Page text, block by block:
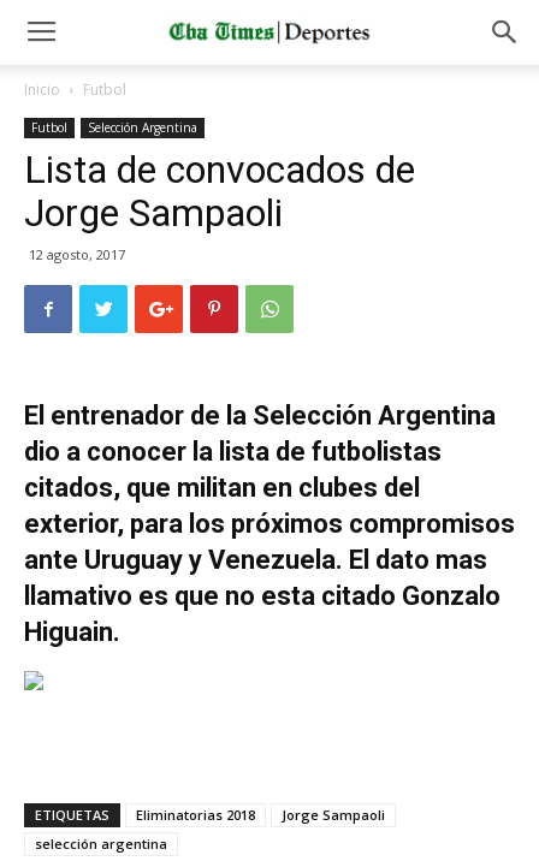
Inicio Futbol
Futbol Selección Argentina
Lista de convocados de
Jorge Sampaoli
12 agosto, 2017
El entrenador de la Selección Argentina
dio a conocer la lista de futbolistas
citados, que militan en clubes del
exterior, para los próximos compromisos
ante Uruguay y Venezuela. El dato mas
llamativo es que no esta citado Gonzalo
Higuain.
ETIQUETAS Eliminatorias 2018
Jorge Sampaoli
selección argentina